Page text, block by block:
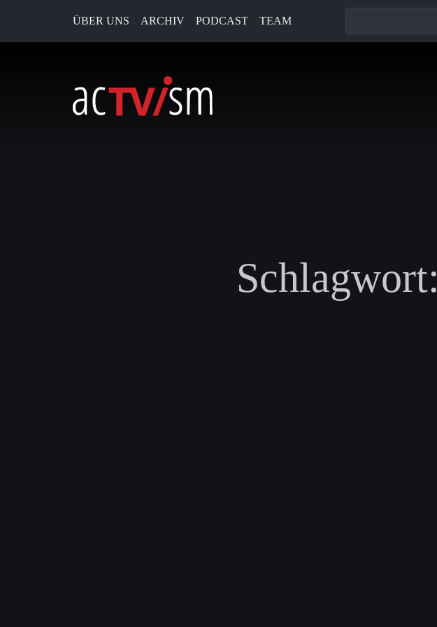
ÜBER UNS ARCHIV PODCAST TEAM
Schlagwort: